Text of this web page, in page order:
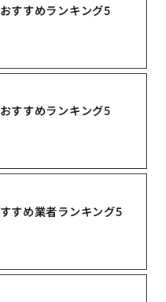
すすめランキング5
すすめランキング5
すめ業者ランキング5